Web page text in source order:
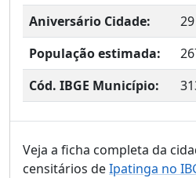
Aniversário Cidade:
População estimada:
Cód. IBGE Município:
Veja a ficha completa da
censitários deIpatinga no